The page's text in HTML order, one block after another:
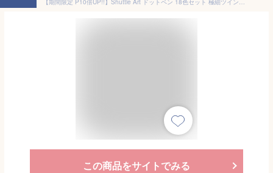
【期間限定 P10倍UP!!】Shuttle Art ドットペン 18色セット 極細ツインペン 丸型＆細字 水性カラーペン ダブルチップ 太字細字両用 鮮やか ハイライト マーキング 水玉 イラスト ノート ジャーナル 手帳用 日記 塗り絵 落書き アルバム 手作りカード プレゼント 子供
この商品をサイトでみる